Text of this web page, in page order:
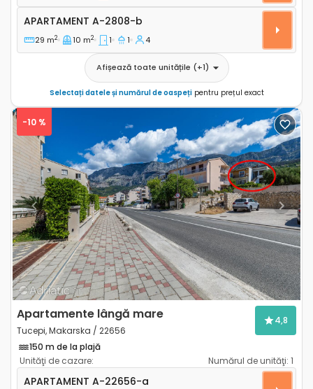
Apartament A-2808-b
APARTAMENT A-2808-b
29 m2 10 m2 1 1 4
Afișează toate unitățile (+1)
Selectați datele și numărul de oaspețipentru prețul exact
Previous Next
-10 %
Apartamente lângă mare
Tucepi, Makarska / 22656
4,8
150 m de la plajă
Unităţi de cazare:
Numărul de unităţi: 1
Apartament cu două camere Tucepi, Makarska A-
APARTAMENT A-22656-a